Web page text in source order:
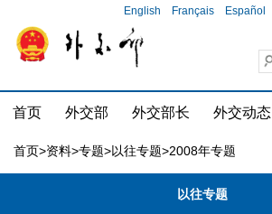
English Français Español
首页 外交部 外交部长 外交动态
首页>资料>专题>以往专题>2008年专题
以往专题